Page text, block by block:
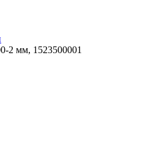
2 мм, 1523500001